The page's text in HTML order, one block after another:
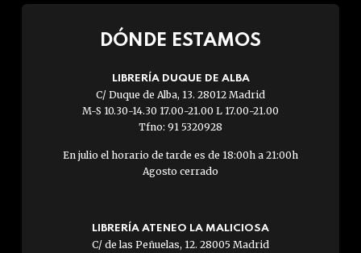
DÓNDE ESTAMOS
LIBRERÍA DUQUE DE ALBA
C/ Duque de Alba, 13. 28012 Madrid
M-S 10.30-14.30 17.00-21.00 L 17.00-21.00
Tfno: 91 5320928
En julio el horario de tarde es de 18:00h a 21:00h
Agosto cerrado
LIBRERÍA ATENEO LA MALICIOSA
C/ de las Peñuelas, 12. 28005 Madrid